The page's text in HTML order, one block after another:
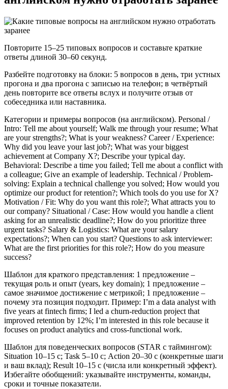
Повторите 15–25 типовых вопросов и составьте краткие
ответы длиной 30–60 секунд.
Разбейте подготовку на блоки: 5 вопросов в день, три устных
прогона и два прогона с записью на телефон; в четвёртый
день повторите все ответы вслух и получите отзыв от
собеседника или наставника.
Категории и примеры вопросов (на английском). Personal /
Intro: Tell me about yourself; Walk me through your resume; What
are your strengths?; What is your weakness? Career / Experience:
Why did you leave your last job?; What was your biggest
achievement at Company X?; Describe your typical day.
Behavioral: Describe a time you failed; Tell me about a conflict with
a colleague; Give an example of leadership. Technical / Problem-
solving: Explain a technical challenge you solved; How would you
optimize our product for retention?; Which tools do you use for X?
Motivation / Fit: Why do you want this role?; What attracts you to
our company? Situational / Case: How would you handle a client
asking for an unrealistic deadline?; How do you prioritize three
urgent tasks? Salary & Logistics: What are your salary
expectations?; When can you start? Questions to ask interviewer:
What are the first priorities for this role?; How do you measure
success?
Шаблон для краткого представления: 1 предложение –
текущая роль и опыт (years, key domain); 1 предложение –
самое значимое достижение с метрикой; 1 предложение –
почему эта позиция подходит. Пример: I’m a data analyst with
five years at fintech firms; I led a churn-reduction project that
improved retention by 12%; I’m interested in this role because it
focuses on product analytics and cross-functional work.
Шаблон для поведенческих вопросов (STAR с таймингом):
Situation 10–15 с; Task 5–10 с; Action 20–30 с (конкретные шаги
и ваш вклад); Result 10–15 с (числа или конкретный эффект).
Избегайте обобщений: указывайте инструменты, команды,
сроки и точные показатели.